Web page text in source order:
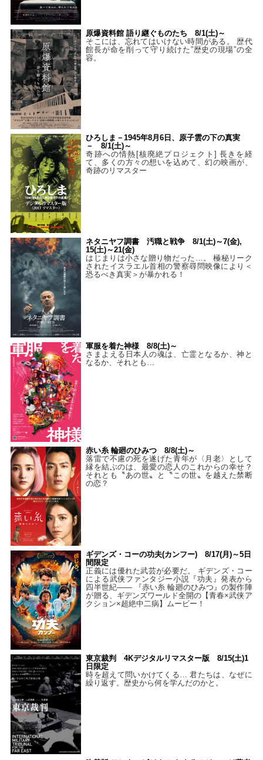
原爆資料館 語り継ぐものたち 8/1(土)～
そこには、忘れてはいけない時間がある。 歴代
館長が命を削って守り続けた”歴史の現場”の全
容。
ひろしま－1945年8月6日、原子雲の下の真実
－ 8/1(土)～
奇跡への情熱[核廃絶プロジェクト] 長きを経
て、多くの方々の想いを込めて、幻の映画が、
奇跡のリマスター
ネタニヤフ調書 汚職と戦争 8/1(土)～7(金),
15(土)～21(金)
はじまりは小さな贈り物だった…。 極秘リーク
されたイスラエル首相の警察尋問映像により＜
恐るべき真実＞が暴かれる！
軍服を着た神様 8/8(土)～
さまよえる日本人の魂は、亡霊となるか、神と
なるか、それとも…
赤い糸 輪廻のひみつ 8/8(土)～
落雷で不慮の死を遂げた青年が〈月老〉として
縁を結ぶのは、最愛の恋人のこれからの幸せ？
それとも〝あの世〟と〝この世〟を越えた禁断
の恋？
ギデンズ・コーの功夫(カンフー) 8/17(月)～5日
間限定
正義には優れた武芸が必要だ。 ギデンズ・コー
による武侠ファンタジー小説『功夫』発表から
四半世紀―― 『赤い糸 輪廻のひみつ』の製作陣
が贈る、ギデンズワールド全開の【青春×武侠ア
クション×超絶中二病】ムービー！
東京裁判 4Kデジタルリマスター版 8/15(土)1
日限定
時を超えて問いかけてくる… 君たちは、なぜに
繰り返す。歴史から何を学んだのかと。